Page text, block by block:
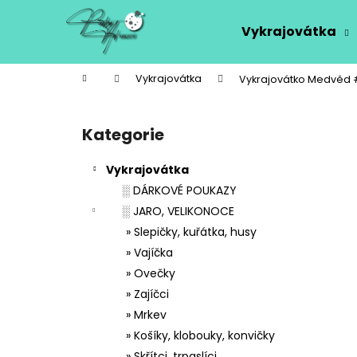
Vykrajovátka
Domů Vykrajovátka Vykrajovátko Medvěd
Přeskočit
kategorie
Kategorie
Vykrajovátka
░ DÁRKOVÉ POUKAZY
░ JARO, VELIKONOCE
» Slepičky, kuřátka, husy
» Vajíčka
» Ovečky
» Zajíčci
» Mrkev
» Košíky, klobouky, konvičky
í
Zpět
do
Zpět
do